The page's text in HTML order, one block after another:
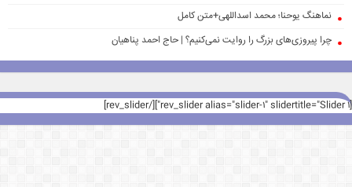
نماهنگ یوحنا؛ محمد اسداللهی+متن کامل
چرا پیروزی‌های بزرگ را روایت نمی‌کنیم؟ | حاج احمد پناهیان
[rev_slider alias="slider-1" slidertitle="Slider 1"][/rev_slider]